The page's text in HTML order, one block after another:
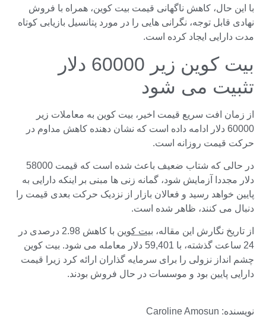
با این حال، کاهش ناگهانی قیمت بیت کوین، همراه با فروش
نهادی قابل توجه، نگرانی هایی را در مورد پتانسیل بازیابی کوتاه
مدت دارایی ایجاد کرده است.
بیت کوین زیر 60000 دلار
تثبیت می شود
از زمان افت سریع قیمت اخیر، بیت کوین به معاملات زیر
60000 دلار ادامه داده است که نشان دهنده کاهش مداوم در
حرکت قیمت روزانه است.
در حالی که شتاب ضعیف باعث شده است که قیمت 58000
دلار مجددا آزمایش شود، گمانه زنی ها مبنی بر اینکه دارایی به
پایین خواهد رسید و فعالان بازار از نزدیک حرکت بعدی قیمت را
دنبال می کنند، ظاهر شده است.
از تاریخ نگارش این مقاله، بیت کوین
با کاهش 2.98 درصدی در
24 ساعت گذشته، با 59,401 دلار معامله می شود. بیت کوین
چشم انداز نزولی را برای سرمایه گذاران ارائه کرد زیرا قیمت
دارایی پایین بود و موسسات در حال فروش بودند.
نویسنده: Caroline Amosun